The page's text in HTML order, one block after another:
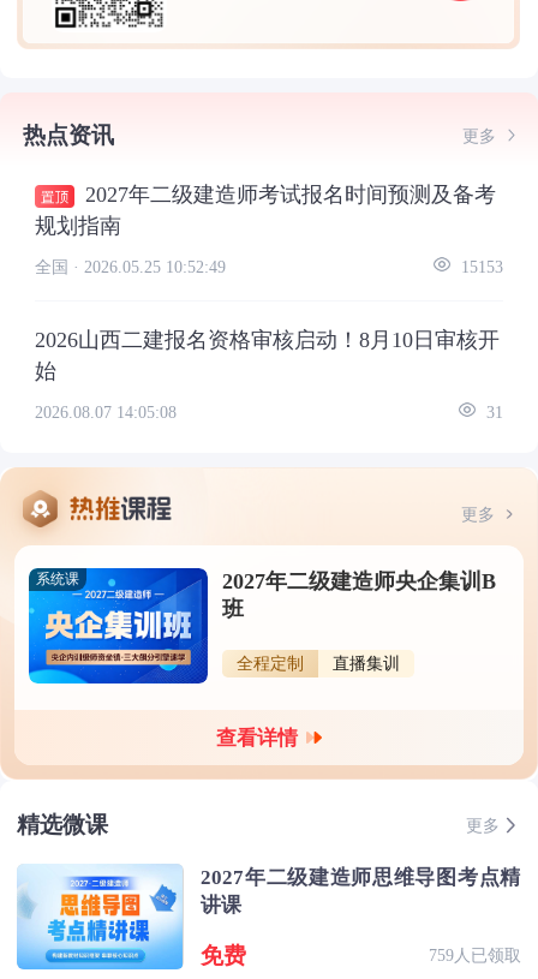
热点资讯 更多
2027年二级建造师考试报名时间预测及备考
规划指南
全国 · 2026.05.25 10:52:49 15153
2026山西二建报名资格审核启动！8月10日审核开
始
2026.08.07 14:05:08 31
更多
系统课
2027年二级建造师央企集训B
班
全程定制 直播集训
查看详情
精选微课 更多
2027年二级建造师思维导图考点精
讲课
免费 759人已领取